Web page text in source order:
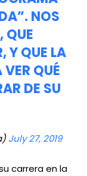
NOS
QUE
Y QUE LA
QUÉ
DE SU
July 27, 2019
carrera en la